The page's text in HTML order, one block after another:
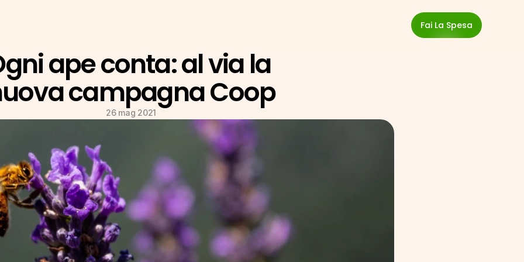
Fai La Spesa
ape conta: al via la
campagna Coop
26 mag 2021